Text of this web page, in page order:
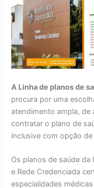
A Linha de planos de
procura por uma
atendimento ampla, de
contratar o plano de
inclusive com opção
Os planos de saúde da
e Rede Credenciada
especialidades